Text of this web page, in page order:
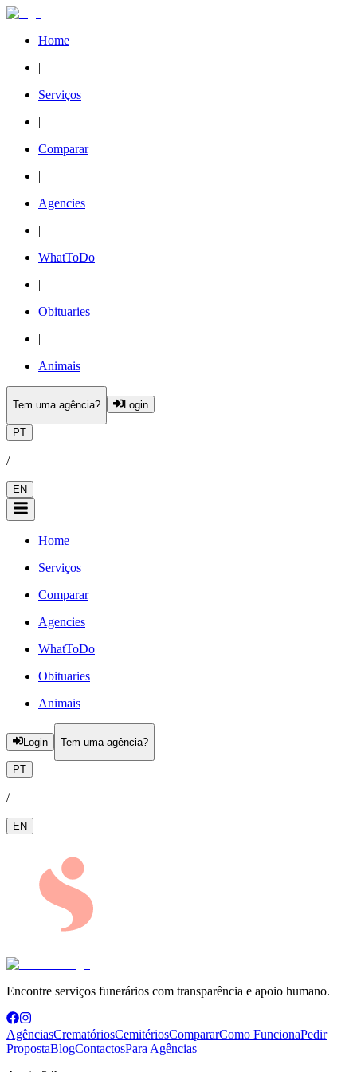
Home
|
Serviços
|
Comparar
|
Agencies
|
WhatToDo
|
Obituaries
|
Animais
Tem uma agência? Login
PT
/
EN
Home
Serviços
Comparar
Agencies
WhatToDo
Obituaries
Animais
Login Tem uma agência?
PT
/
EN
Encontre serviços funerários com transparência e apoio humano.
AgênciasCrematóriosCemitériosCompararComo FuncionaPedir
PropostaBlogContactosPara Agências